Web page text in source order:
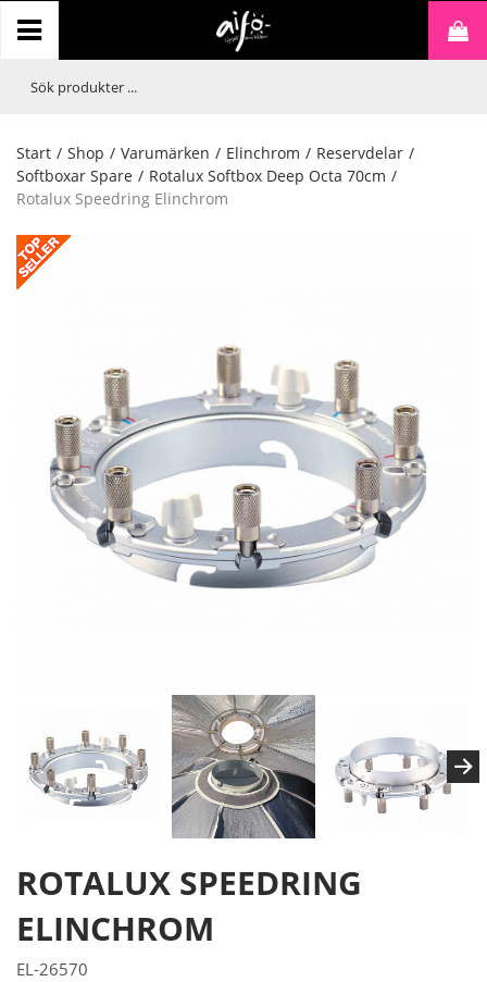
Start / Shop / Varumärken / Elinchrom / Reservdelar /
Softboxar Spare / Rotalux Softbox Deep Octa 70cm /
Rotalux Speedring Elinchrom
ROTALUX SPEEDRING
ELINCHROM
EL-26570